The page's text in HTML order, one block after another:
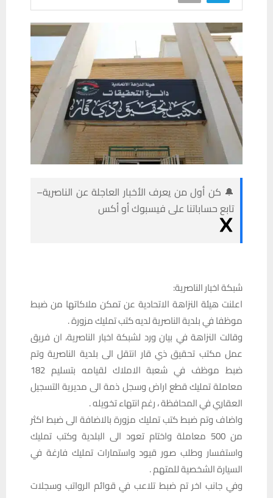
🔔 كن أول من يعرف الأخبار العاجلة عن الناصرية–
تابع حساباتنا على فيسبوك أو أكس
شبكة اخبار الناصرية:
اعلنت هيئة النزاهة الاتحادية عن تمكن ملاكاتها من ضبط
موظفا في بلدية الناصرية لديه كتب تمليك مزورة .
وقالت النزاهة في بيان ورد لشبكة اخبار الناصرية، ان فريق
عمل مكتب تحقيق ذي قار انتقل الى بلدية الناصرية وتم
ضبط موظف في شعبة الاملاك لقيامه بتسليم 182
معاملة تمليك قطع اراض وسجل ذمة الى مديرية التسجيل
العقاري في المحافظة ، رغم انتهاء تخويله .
واضاف وتم ضبط كتب تمليك مزورة بالاضافة الى ضبط اكثر
من 500 معاملة واختام تعود الى البلدية وكتب تمليك
واستفسار وطلب صور قيود واستمارات تمليك فارغة في
السيارة الشخصية للمتهم .
وفي جانب اخر تم ضبط تلاعب في قوائم الرواتب وسجلات